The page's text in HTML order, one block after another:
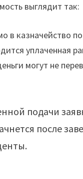
выглядит так:
в казначейство по
уплаченная
могут не
подачи
после